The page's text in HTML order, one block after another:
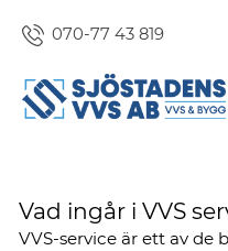
070-77 43 819
Vad ingår i VVS
VVS-service är ett av de